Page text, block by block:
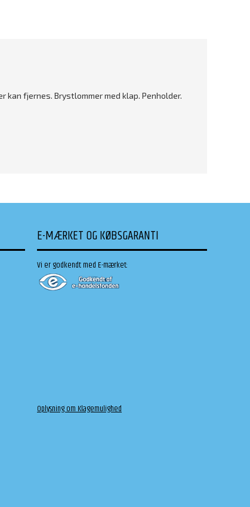
kan fjernes. Brystlommer med klap. Penholder.
E-MÆRKET OG KØBSGARANTI
Vi er godkendt med E-mærket:
Oplysning om Klagemulighed